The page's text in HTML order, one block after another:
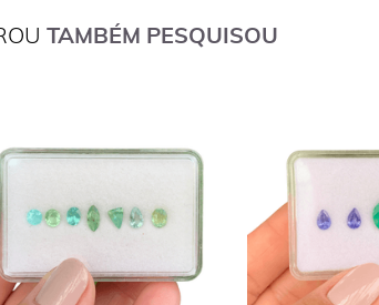
TAMBÉM PESQUISOU